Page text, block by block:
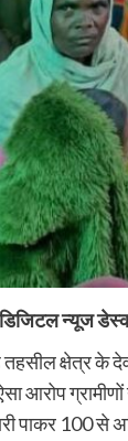
न्यूज डेस्क
क्षेत्र के
आरोप
पाकर 100 से